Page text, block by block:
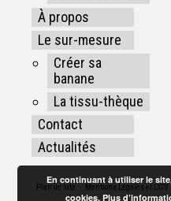
À propos
Le sur-mesure
Créer sa
banane
La tissu-thèque
Contact
Actualités
Plan de site Mentions Légales et CGV
En continuant à utiliser le
cookies.Plus